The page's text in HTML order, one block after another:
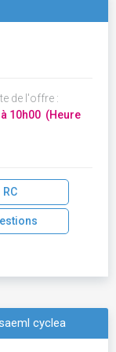
de l'offre :
10h00 (Heure
RC
cyclea